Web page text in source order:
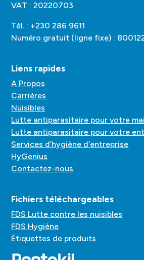
VAT : 20220703
Tél. : +230 286 9611
Numéro gratuit (ligne fixe) :
Liens rapides
A Propos
Carrières
Nuisibles
Lutte antiparasitaire pour votre
Lutte antiparasitaire pour votre
Services d’hygiène d’entreprise
HyGenius
Contactez-nous
Fichiers téléchargeables
FDS Lutte contre les nuisibles
FDS Hygiène
Étiquettes de produits